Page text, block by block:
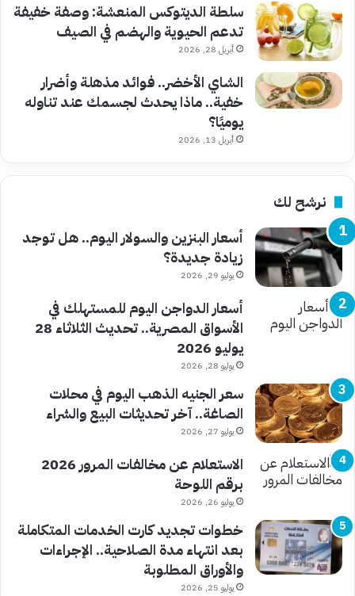
سلطة الديتوكس المنعشة: وصفة خفيفة
تدعم الحيوية والهضم في الصيف
أبريل 28, 2026
الشاي الأخضر.. فوائد مذهلة وأضرار
خفية.. ماذا يحدث لجسمك عند تناوله
يوميًا؟
أبريل 13, 2026
نرشح لك
أسعار البنزين والسولار اليوم.. هل توجد
زيادة جديدة؟
يوليو 29, 2026
أسعار الدواجن اليوم للمستهلك في
الأسواق المصرية.. تحديث الثلاثاء 28
يوليو 2026
يوليو 28, 2026
سعر الجنيه الذهب اليوم في محلات
الصاغة.. آخر تحديثات البيع والشراء
يوليو 27, 2026
الاستعلام عن مخالفات المرور 2026
برقم اللوحة
يوليو 26, 2026
خطوات تجديد كارت الخدمات المتكاملة
بعد انتهاء مدة الصلاحية.. الإجراءات
والأوراق المطلوبة
يوليو 25, 2026